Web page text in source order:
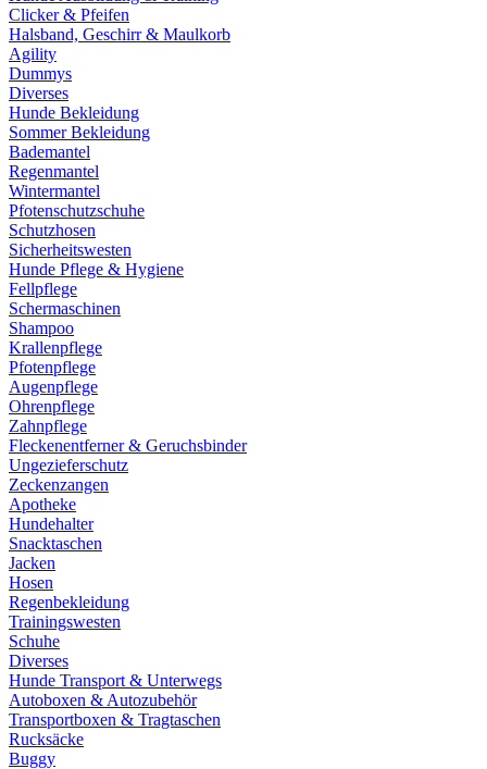
Clicker & Pfeifen
Halsband, Geschirr & Maulkorb
Agility
Dummys
Diverses
Hunde Bekleidung
Sommer Bekleidung
Bademantel
Regenmantel
Wintermantel
Pfotenschutzschuhe
Schutzhosen
Sicherheitswesten
Hunde Pflege & Hygiene
Fellpflege
Schermaschinen
Shampoo
Krallenpflege
Pfotenpflege
Augenpflege
Ohrenpflege
Zahnpflege
Fleckenentferner & Geruchsbinder
Ungezieferschutz
Zeckenzangen
Apotheke
Hundehalter
Snacktaschen
Jacken
Hosen
Regenbekleidung
Trainingswesten
Schuhe
Diverses
Hunde Transport & Unterwegs
Autoboxen & Autozubehör
Transportboxen & Tragtaschen
Rucksäcke
Buggy